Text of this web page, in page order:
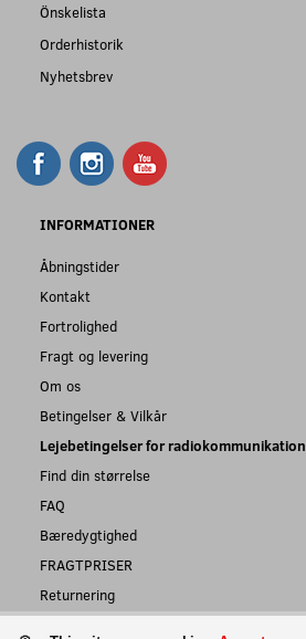
Önskelista
Orderhistorik
Nyhetsbrev
INFORMATIONER
Åbningstider
Kontakt
Fortrolighed
Fragt og levering
Om os
Betingelser & Vilkår
Lejebetingelser for radiokommunikation
Find din størrelse
FAQ
Bæredygtighed
FRAGTPRISER
Returnering